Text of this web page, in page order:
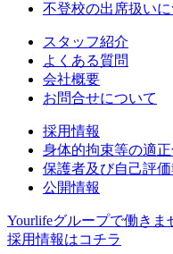
不登校の出席扱い
スタッフ紹介
よくある質問
会社概要
お問合せについて
採用情報
身体的拘束等の適
保護者及び自己評
公開情報
Yourlifeグループで働きま
採用情報はコチラ